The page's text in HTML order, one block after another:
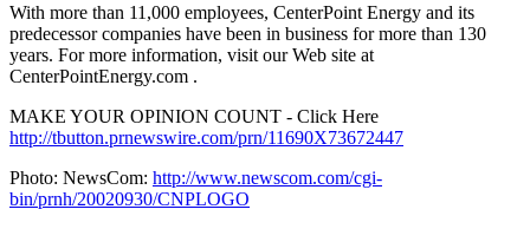
With more than 11,000 employees, CenterPoint Energy and its
predecessor companies have been in business for more than 130
years. For more information, visit our Web site at
CenterPointEnergy.com .
MAKE YOUR OPINION COUNT - Click Here
http://tbutton.prnewswire.com/prn/11690X73672447
Photo: NewsCom: http://www.newscom.com/cgi-
bin/prnh/20020930/CNPLOGO